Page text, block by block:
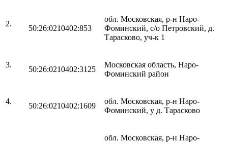
2.
50:26:0210402:853
обл. Московская, р-н Наро-
Фоминский, с/о Петровский, д.
Тарасково, уч-к 1
3.
50:26:0210402:3125
Московская область, Наро-
Фоминский район
4.
50:26:0210402:1609
обл. Московская, р-н Наро-
Фоминский, у д. Тарасково
обл. Московская, р-н Наро-